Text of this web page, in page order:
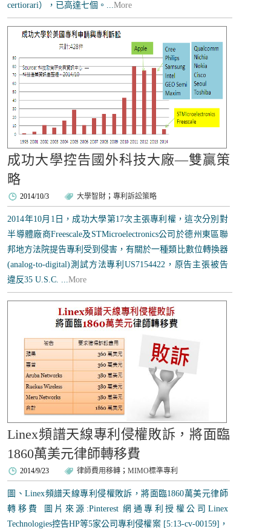
certiorari），已高達七個。...More
成功大學控告國外科技大廠—雙贏策
略
2014/10/3 大學智財 ；專利訴訟策略
2014年10月1日，成功大學第17次主張專利權，這次分別對
半導體廠商Freescale及STMicroelectronics公司於德州東區聯
邦地方法院提告專利受到侵害，有關於一種類比數位轉換器
(analog-to-digital)測試方法專利US7154422，原告主張被告
違反35 U.S.C. ...More
Linex頻譜天線專利侵權敗訴，將面臨
1860萬美元律師轉移費
2014/9/23 律師費用移轉 ；MIMO標準專利
圖、Linex頻譜天線專利侵權敗訴，將面臨1860萬美元律師
轉移費 圖片來源:Pinterest 網通專利授權公司Linex
Technologies控告HP等5家公司專利侵權案 [5:13-cv-00159]，